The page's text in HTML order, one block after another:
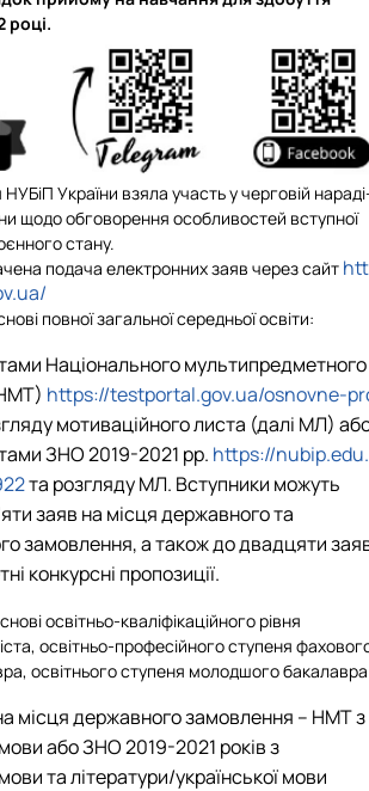
Проєкт «Розвиток лідерських навичок жінок
мереж для забезпечення рівності у …
році.
України взяла участь у черговій
щодо обговорення особливостей вступної
стану.
подача електронних заяв через сайт htt
повної загальної середньої освіти:
Національного мультипредметного
https://testportal.gov.ua/osnovne-
мотиваційного листа (далі МЛ)
ЗНО 2019-2021 рр. https://nubip.edu.
та розгляду МЛ. Вступники можуть
заяв на місця державного та
замовлення, а також до двадцяти
конкурсні пропозиції.
освітньо-кваліфікаційного рівня
освітньо-професійного ступеня
освітнього ступеня молодшого
місця державного замовлення – НМТ з
мови або ЗНО 2019-2021 років з
та літератури/української мови